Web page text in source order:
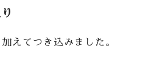
えてつき込みました。